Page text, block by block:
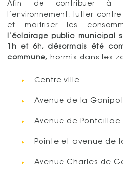
Afin de contribuer à
l’environnement, lutter
et maitriser les
l’éclairage public municipal
1h et 6h, désormais été
commune,
hormis dans les
Centre-ville
Avenue de la
Avenue de Pontaillac
Pointe et avenue de
Avenue Charles de